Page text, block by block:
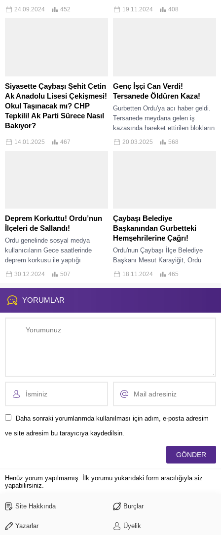
Ortaokul Müdürü Ahmet Çok
24.09.2024 452
Çaybaşı Şehit Çetin Ak Anadolu
19.11.2024 408
Siyasette Çaybaşı Şehit Çetin
Ak Anadolu Lisesi Çekişmesi!
Okul Taşınacak mı? CHP
Tepkili! Ak Parti Sürece Nasıl
Bakıyor?
Ordu'da Çaybaşı Şehit Çetin Ak
14.01.2025 467
Genç İşçi Can Verdi!
Tersanede Öldüren Kaza!
Gurbetten Ordu'ya acı haber geldi.
Tersanede meydana gelen iş
kazasında hareket ettirilen blokların
arasında sıkışan 25 yaşındaki işçi
20.03.2025 568
Deprem Korkuttu! Ordu’nun
İlçeleri de Sallandı!
Ordu genelinde sosyal medya
kullanıcıların Gece saatlerinde
deprem korkusu ile yaptığı
paylaşımlar paniğe neden oldu.
30.12.2024 507
Çaybaşı Belediye
Başkanından Gurbetteki
Hemşehrilerine Çağrı!
Ordu'nun Çaybaşı İlçe Belediye
Başkanı Mesut Karayiğit, Ordu
Günleri vesilesi ile bulunduğu
hemşehrilerinin misafiri oldu.
18.11.2024 465
YORUMLAR
Daha sonraki yorumlarımda kullanılması için adım, e-posta adresim
ve site adresim bu tarayıcıya kaydedilsin.
Henüz yorum yapılmamış. İlk yorumu yukarıdaki form aracılığıyla siz
yapabilirsiniz.
Site Hakkında Burçlar
Yazarlar Üyelik